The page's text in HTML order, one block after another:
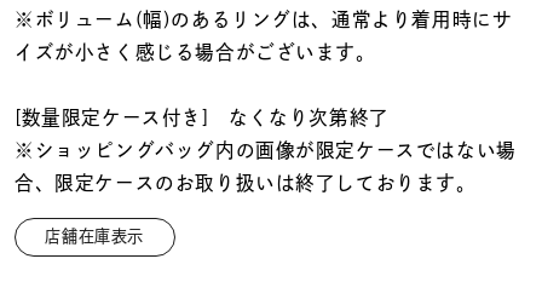
レディース
リングサイズ
メンズ
リングサイズ
～
価格
※ボリューム(幅)のあるリングは、通常より着用時にサ
イズが小さく感じる場合がございます。
[数量限定ケース付き] なくなり次第終了
※ショッピングバッグ内の画像が限定ケースではない場
合、限定ケースのお取り扱いは終了しております。
店舗在庫表示